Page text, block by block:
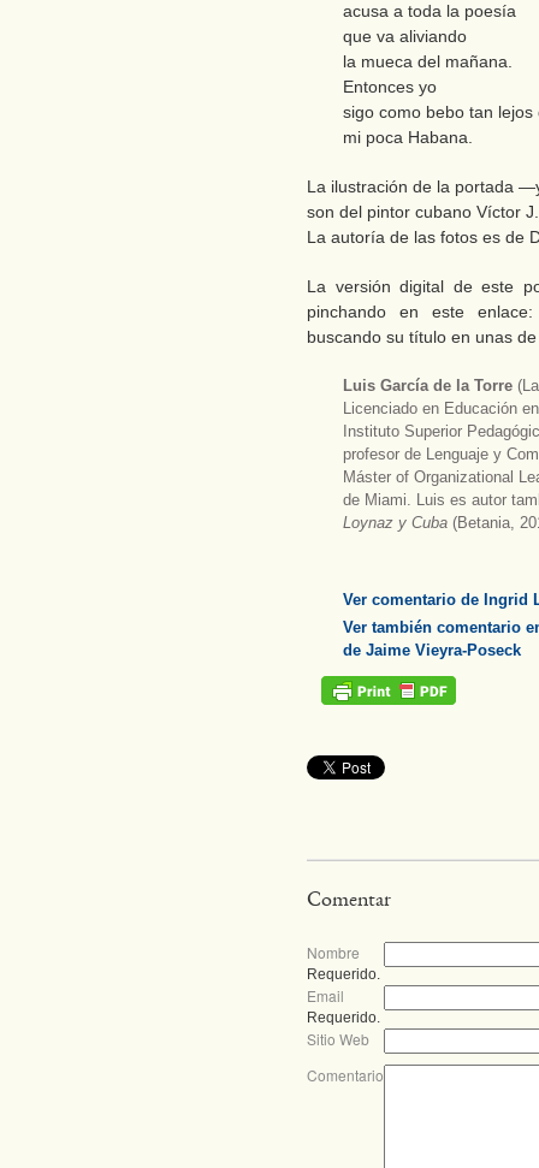
acusa a toda la poesía
que va aliviando
la mueca del mañana.
Entonces yo
sigo como bebo tan lejos
mi poca Habana.
La ilustración de la portada
son del pintor cubano Víctor
La autoría de las fotos es de
La versión digital de este
pinchando en este
buscando su título en unas
Luis García de la Torre
Licenciado en Educación
Instituto Superior
profesor de Lenguaje y
Máster of Organizational
de Miami. Luis es autor
Loynaz y Cuba (Betania,
Ver comentario de Ingrid
Ver también comentario
de Jaime Vieyra-Poseck
Comentar
Nombre
Requerido.
Email
Requerido.
Sitio Web
Comentario